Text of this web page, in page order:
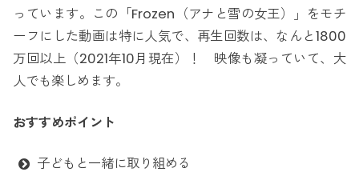
っています。この「Frozen（アナと雪の女王）」をモチ
ーフにした動画は特に人気で、再生回数は、なんと1800
万回以上（2021年10月現在）！ 映像も凝っていて、大
人でも楽しめます。
おすすめポイント
子どもと一緒に取り組める